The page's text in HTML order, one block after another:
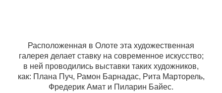
Расположенная в Олоте эта художественная
галерея делает ставку на современное искусство;
в ней проводились выставки таких художников,
как: Плана Пуч, Рамон Барнадас, Рита Марторель,
Фредерик Амат и Пиларин Байес.